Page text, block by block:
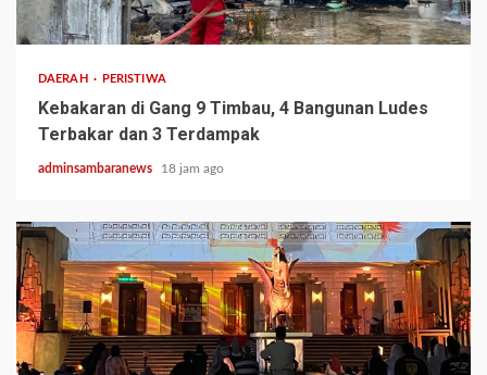
2 min read
DAERAH PERISTIWA
Kebakaran di Gang 9 Timbau, 4 Bangunan Ludes
Terbakar dan 3 Terdampak
adminsambaranews 18 jam ago